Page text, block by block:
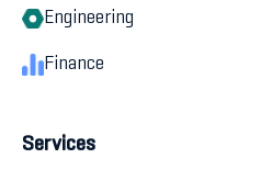
Engineering
Finance
Services